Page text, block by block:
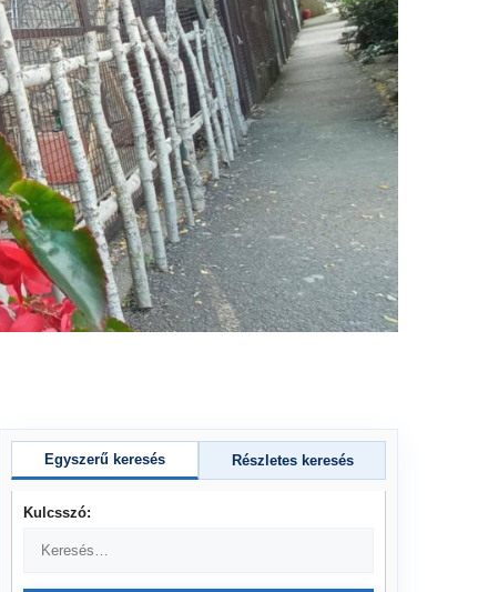
Egyszerű keresés Részletes keresés
Kulcsszó: